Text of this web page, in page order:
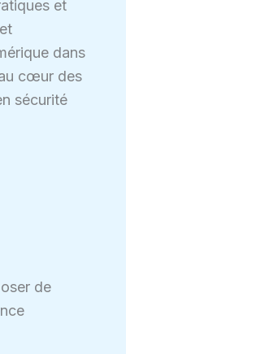
et
dans
cœur des
sécurité
de